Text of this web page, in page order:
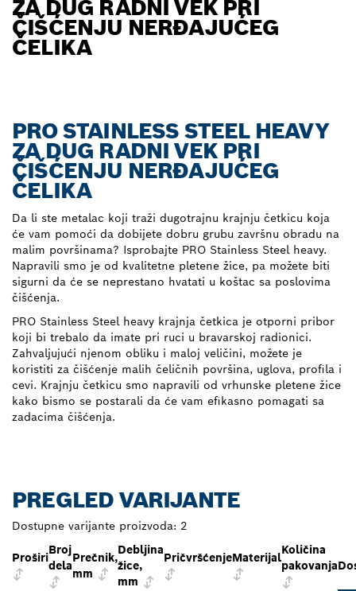
ZA DUG RADNI VEK PRI
ČIŠĆENJU NERĐAJUĆEG
ČELIKA
PRO STAINLESS STEEL HEAVY
ZA DUG RADNI VEK PRI
ČIŠĆENJU NERĐAJUĆEG
ČELIKA
Da li ste metalac koji traži dugotrajnu krajnju četkicu koja
će vam pomoći da dobijete dobru grubu završnu obradu na
malim površinama? Isprobajte PRO Stainless Steel heavy.
Napravili smo je od kvalitetne pletene žice, pa možete biti
sigurni da će se neprestano hvatati u koštac sa poslovima
čišćenja.
PRO Stainless Steel heavy krajnja četkica je otporni pribor
koji bi trebalo da imate pri ruci u bravarskoj radionici.
Zahvaljujući njenom obliku i maloj veličini, možete je
koristiti za čišćenje malih čeličnih površina, uglova, profila i
cevi. Krajnju četkicu smo napravili od vrhunske pletene žice
kako bismo se postarali da će vam efikasno pomagati sa
zadacima čišćenja.
PREGLED VARIJANTE
Dostupne varijante proizvoda: 2
Proširi
Broj
dela
Prečnik,
mm
Debljina
žice,
mm
PričvršćenjeMaterijal
Količina
pakovanja